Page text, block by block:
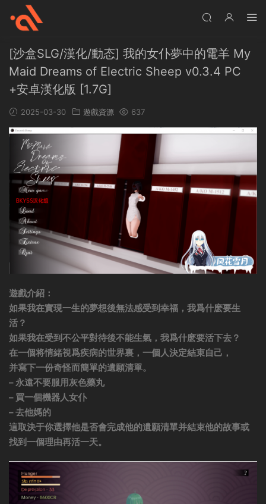
[沙盒SLG/漢化/動态] 我的女仆夢中的電羊 My
Maid Dreams of Electric Sheep v0.3.4 PC
+安卓漢化版 [1.7G]
2025-03-30 遊戲資源 637
遊戲介紹：
如果我在實現一生的夢想後無法感受到幸福，我爲什麽要生
活？
如果我在受到不公平對待後不能生氣，我爲什麽要活下去？
在一個将情緒視爲疾病的世界裏，一個人決定結束自己，
并寫下一份奇怪而簡單的遺願清單。
– 永遠不要服用灰色藥丸
– 買一個機器人女仆
– 去他媽的
這取決于你選擇他是否會完成他的遺願清單并結束他的故事或
找到一個理由再活一天。